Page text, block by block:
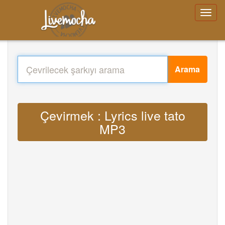
Arama
Çevirmek : Lyrics live tato
MP3